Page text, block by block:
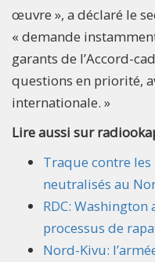
œuvre », a déclaré le
« demande
garants de l’Accord-
questions en priorité,
internationale. »
Lire aussi sur
Traque contre les
neutralisés au
RDC:
processus de
Nord-Kivu: